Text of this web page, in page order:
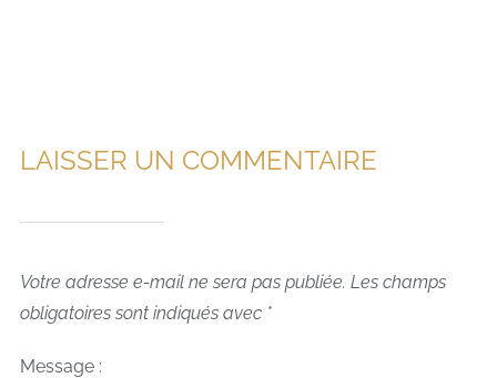
LAISSER UN COMMENTAIRE
Votre adresse e-mail ne sera pas publiée. Les champs
obligatoires sont indiqués avec *
Message :